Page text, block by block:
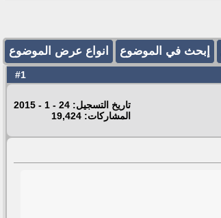
إبحث في الموضوع انواع عرض الموضوع
1
تاريخ التسجيل: 24 - 1 - 2015
المشاركات: 19,424